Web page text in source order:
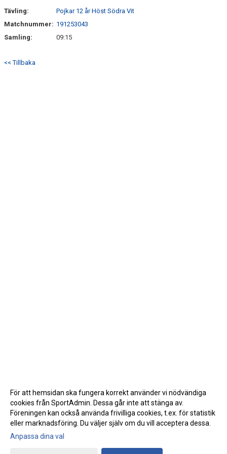
Tävling:
Pojkar 12 år Höst Södra Vit
Matchnummer: 191253043
Samling:
09:15
<< Tillbaka
Gå till Webbversion
För att hemsidan ska fungera korrekt använder vi nödvändiga
cookies från SportAdmin. Dessa går inte att stänga av.
Föreningen kan också använda frivilliga cookies, t.ex. för statistik
eller marknadsföring. Du väljer själv om du vill acceptera dessa.
Anpassa dina val